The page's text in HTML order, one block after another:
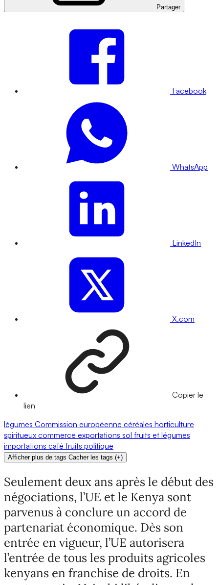
Partager
Facebook
WhatsApp
LinkedIn
X.com
Copier le
lien
légumes Commission européenne céréales horticulture
spiritueux commerce exportations sol fruits et légumes
importations café fruits politique
Afficher plus de tags Cacher les tags (+)
Seulement deux ans après le début des
négociations, l’UE et le Kenya sont
parvenus à conclure un accord de
partenariat économique. Dès son
entrée en vigueur, l’UE autorisera
l’entrée de tous les produits agricoles
kenyans en franchise de droits. En